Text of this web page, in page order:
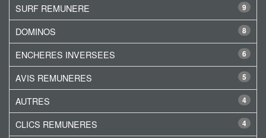
9
SURF REMUNERE
8
DOMINOS
6
ENCHERES INVERSEES
5
AVIS REMUNERES
4
AUTRES
4
CLICS REMUNERES